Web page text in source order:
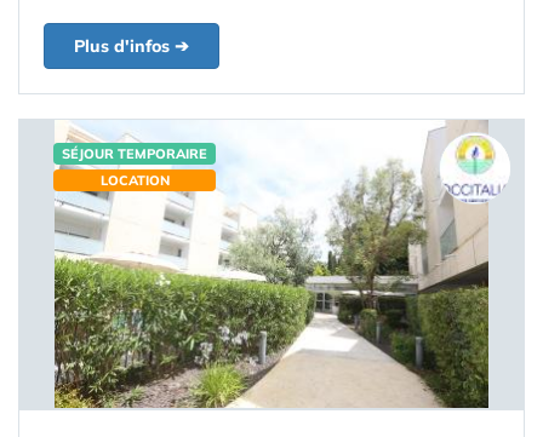
Plus d'infos ➔
SÉJOUR TEMPORAIRE
LOCATION